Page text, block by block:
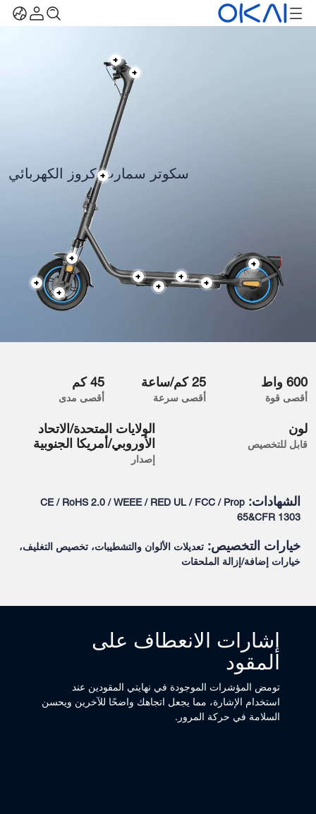
سكوتر سمارت كروز الكهربائي
600 واط
أقصى قوة
25 كم/ساعة
أقصى سرعة
45 كم
أقصى مدى
لون
قابل للتخصيص
الولايات المتحدة/الاتحاد
الأوروبي/أمريكا الجنوبية
إصدار
الشهادات: CE / RoHS 2.0 / WEEE / RED UL / FCC / Prop
65&CFR 1303
خيارات التخصيص: تعديلات الألوان والتشطيبات، تخصيص التغليف،
خيارات إضافة/إزالة الملحقات
إشارات الانعطاف على
المقود
تومض المؤشرات الموجودة في نهايتي المقودين عند
استخدام الإشارة، مما يجعل اتجاهك واضحًا للآخرين ويحسن
السلامة في حركة المرور.